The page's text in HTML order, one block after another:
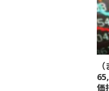
価